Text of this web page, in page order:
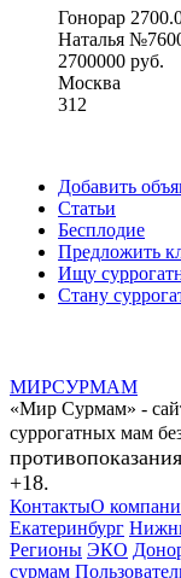
Гонорар
Наталья
2700000 руб.
Москва
312
Добавить
Статьи
Бесплодие
Предложить
Ищу
Стану
МИРСУРМАМ
«Мир Сурмам» -
суррогатных мам
+18.
КонтактыО
Екатеринбург
Регионы ЭКО
сурмам